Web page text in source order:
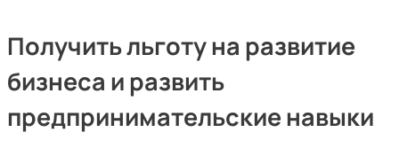
Получить льготу на развитие
бизнеса и развить
предпринимательские навыки